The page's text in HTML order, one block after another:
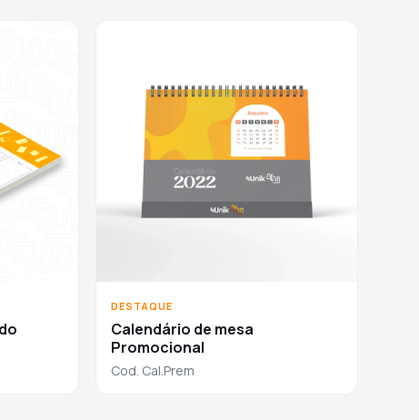
DESTAQUE
Calendário de mesa
Promocional
Cod. Cal.Prem